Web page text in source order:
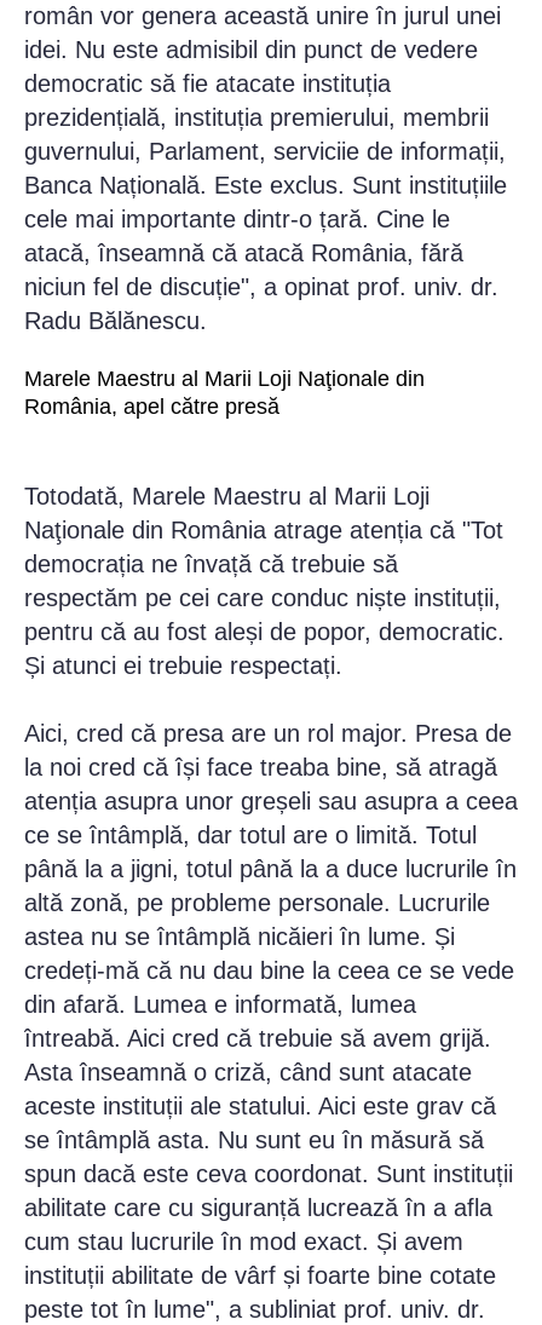
român vor genera această unire în jurul unei
idei. Nu este admisibil din punct de vedere
democratic să fie atacate instituția
prezidențială, instituția premierului, membrii
guvernului, Parlament, serviciie de informații,
Banca Națională. Este exclus. Sunt instituțiile
cele mai importante dintr-o țară. Cine le
atacă, înseamnă că atacă România, fără
niciun fel de discuție", a opinat prof. univ. dr.
Radu Bălănescu.
Marele Maestru al Marii Loji Naţionale din
România, apel către presă
Totodată, Marele Maestru al Marii Loji
Naţionale din România atrage atenția că "Tot
democrația ne învață că trebuie să
respectăm pe cei care conduc niște instituții,
pentru că au fost aleși de popor, democratic.
Și atunci ei trebuie respectați.
Aici, cred că presa are un rol major. Presa de
la noi cred că își face treaba bine, să atragă
atenția asupra unor greșeli sau asupra a ceea
ce se întâmplă, dar totul are o limită. Totul
până la a jigni, totul până la a duce lucrurile în
altă zonă, pe probleme personale. Lucrurile
astea nu se întâmplă nicăieri în lume. Și
credeți-mă că nu dau bine la ceea ce se vede
din afară. Lumea e informată, lumea
întreabă. Aici cred că trebuie să avem grijă.
Asta înseamnă o criză, când sunt atacate
aceste instituții ale statului. Aici este grav că
se întâmplă asta. Nu sunt eu în măsură să
spun dacă este ceva coordonat. Sunt instituții
abilitate care cu siguranță lucrează în a afla
cum stau lucrurile în mod exact. Și avem
instituții abilitate de vârf și foarte bine cotate
peste tot în lume", a subliniat prof. univ. dr.